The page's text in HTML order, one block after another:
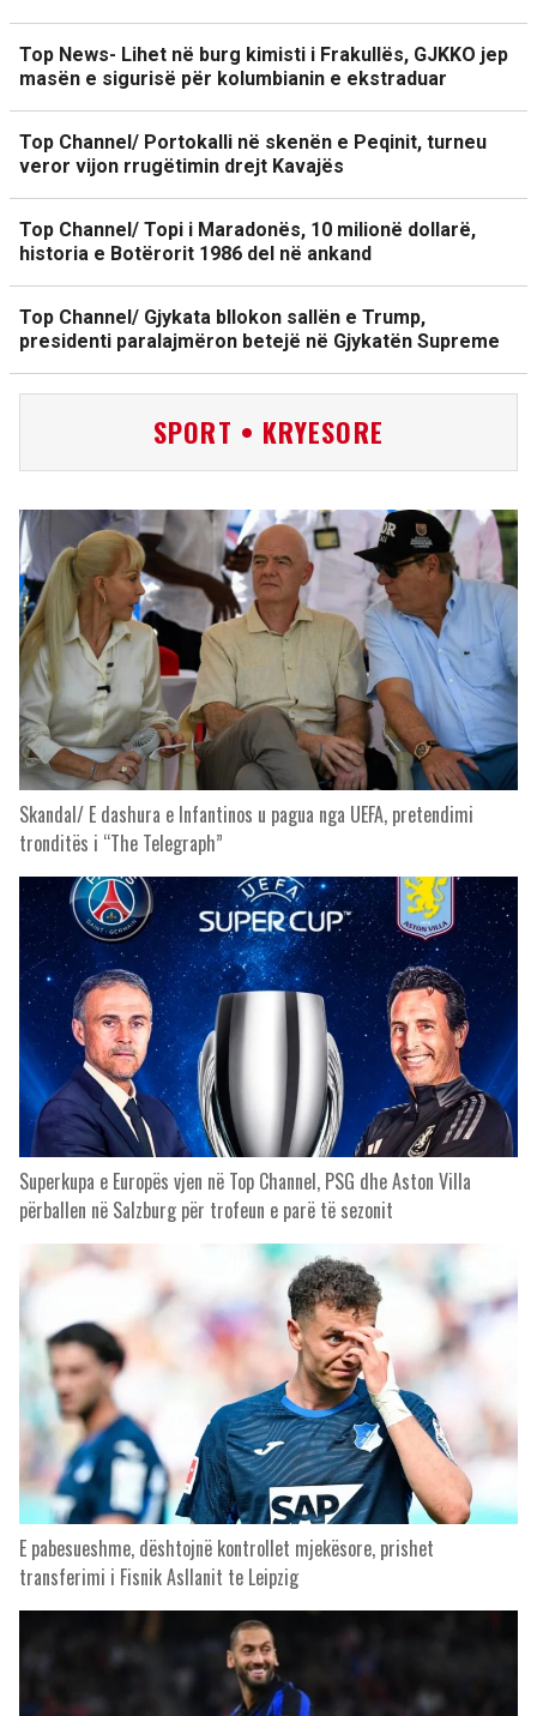
Top News- Lihet në burg kimisti i Frakullës, GJKKO jep
masën e sigurisë për kolumbianin e ekstraduar
Top Channel/ Portokalli në skenën e Peqinit, turneu
veror vijon rrugëtimin drejt Kavajës
Top Channel/ Topi i Maradonës, 10 milionë dollarë,
historia e Botërorit 1986 del në ankand
Top Channel/ Gjykata bllokon sallën e Trump,
presidenti paralajmëron betejë në Gjykatën Supreme
SPORT • KRYESORE
Skandal/ E dashura e Infantinos u pagua nga UEFA, pretendimi
tronditës i “The Telegraph”
Superkupa e Europës vjen në Top Channel, PSG dhe Aston Villa
përballen në Salzburg për trofeun e parë të sezonit
E pabesueshme, dështojnë kontrollet mjekësore, prishet
transferimi i Fisnik Asllanit te Leipzig